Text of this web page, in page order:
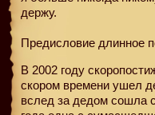
держу.
Предисловие длинное
В 2002 году
скором времени ушел
вслед за дедом сошла